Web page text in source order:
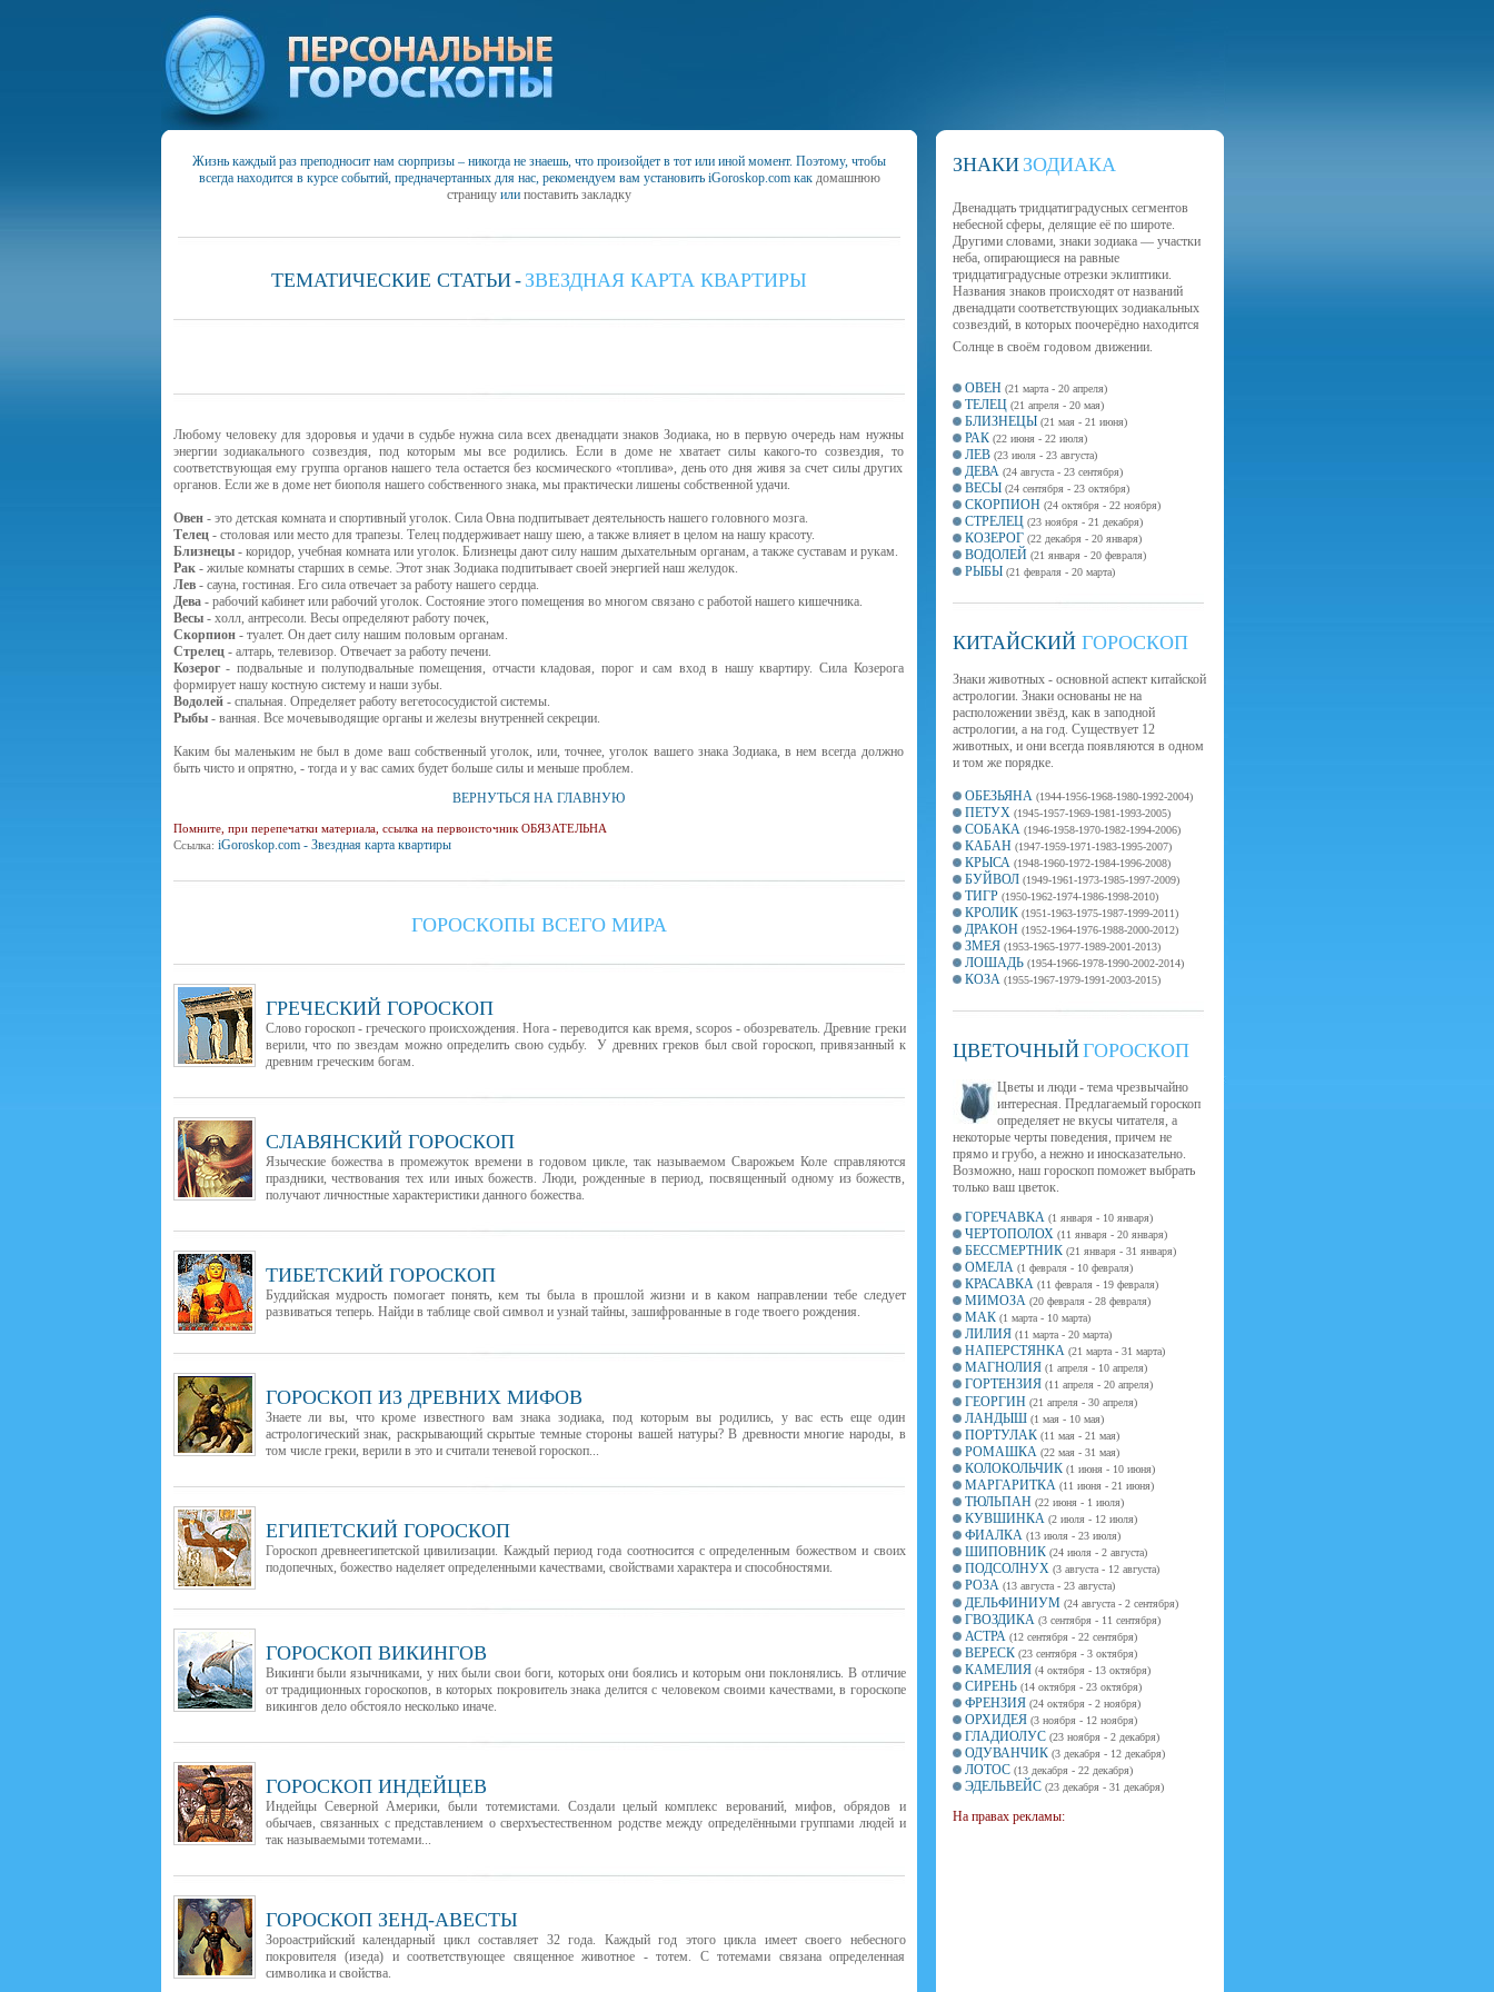
Жизнь каждый раз преподносит нам сюрпризы – никогда не знаешь, что произойдет в тот или иной момент. Поэтому, чтобы
всегда находится в курсе событий, предначертанных для нас, рекомендуем вам установить iGoroskop.com как домашнюю
страницу или поставить закладку
ТЕМАТИЧЕСКИЕ СТАТЬИ- ЗВЕЗДНАЯ КАРТА КВАРТИРЫ
Любому человеку для здоровья и удачи в судьбе нужна сила всех двенадцати знаков Зодиака, но в первую очередь нам нужны
энергии зодиакального созвездия, под которым мы все родились. Если в доме не хватает силы какого-то созвездия, то
соответствующая ему группа органов нашего тела остается без космического «топлива», день ото дня живя за счет силы других
органов. Если же в доме нет биополя нашего собственного знака, мы практически лишены собственной удачи.
Овен- это детская комната и спортивный уголок. Сила Овна подпитывает деятельность нашего головного мозга.
Телец- столовая или место для трапезы. Телец поддерживает нашу шею, а также влияет в целом на нашу красоту.
Близнецы- коридор, учебная комната или уголок. Близнецы дают силу нашим дыхательным органам, а также суставам и рукам.
Рак- жилые комнаты старших в семье. Этот знак Зодиака подпитывает своей энергией наш желудок.
Лев- сауна, гостиная. Его сила отвечает за работу нашего сердца.
Дева- рабочий кабинет или рабочий уголок. Состояние этого помещения во многом связано с работой нашего кишечника.
Весы- холл, антресоли. Весы определяют работу почек,
Скорпион- туалет. Он дает силу нашим половым органам.
Стрелец- алтарь, телевизор. Отвечает за работу печени.
Козерог- подвальные и полуподвальные помещения, отчасти кладовая, порог и сам вход в нашу квартиру. Сила Козерога
формирует нашу костную систему и наши зубы.
Водолей- спальная. Определяет работу вегетососудистой системы.
Рыбы- ванная. Все мочевыводящие органы и железы внутренней секреции.
Каким бы маленьким не был в доме ваш собственный уголок, или, точнее, уголок вашего знака Зодиака, в нем всегда должно
быть чисто и опрятно, - тогда и у вас самих будет больше силы и меньше проблем.
ВЕРНУТЬСЯ НА ГЛАВНУЮ
Помните, при перепечатки материала, ссылка на первоисточник ОБЯЗАТЕЛЬНА
Ссылка: iGoroskop.com - Звездная карта квартиры
ГОРОСКОПЫ ВСЕГО МИРА
ГРЕЧЕСКИЙ ГОРОСКОП
Слово гороскоп - греческого происхождения. Hora - переводится как время, scopos - обозреватель. Древние греки
верили, что по звездам можно определить свою судьбу. У древних греков был свой гороскоп, привязанный к
древним греческим богам.
СЛАВЯНСКИЙ ГОРОСКОП
Языческие божества в промежуток времени в годовом цикле, так называемом Сварожьем Коле справляются
праздники, чествования тех или иных божеств. Люди, рожденные в период, посвященный одному из божеств,
получают личностные характеристики данного божества.
ТИБЕТСКИЙ ГОРОСКОП
Буддийская мудрость помогает понять, кем ты была в прошлой жизни и в каком направлении тебе следует
развиваться теперь. Найди в таблице свой символ и узнай тайны, зашифрованные в годе твоего рождения.
ГОРОСКОП ИЗ ДРЕВНИХ МИФОВ
Знаете ли вы, что кроме известного вам знака зодиака, под которым вы родились, у вас есть еще один
астрологический знак, раскрывающий скрытые темные стороны вашей натуры? В древности многие народы, в
том числе греки, верили в это и считали теневой гороскоп...
ЕГИПЕТСКИЙ ГОРОСКОП
Гороскоп древнеегипетской цивилизации. Каждый период года соотносится с определенным божеством и своих
подопечных, божество наделяет определенными качествами, свойствами характера и способностями.
ГОРОСКОП ВИКИНГОВ
Викинги были язычниками, у них были свои боги, которых они боялись и которым они поклонялись. Вотличие
от традиционных гороскопов, в которых покровитель знака делится с человеком своими качествами, в гороскопе
викингов дело обстояло несколько иначе.
ГОРОСКОП ИНДЕЙЦЕВ
Индейцы Северной Америки, были тотемистами. Создали целый комплекс верований, мифов, обрядов и
обычаев, связанных с представлением о сверхъестественном родстве между определёнными группами людей и
так называемыми тотемами...
ГОРОСКОП ЗЕНД-АВЕСТЫ
Зороастрийский календарный цикл составляет 32 года. Каждый год этого цикла имеет своего небесного
покровителя (изеда) и соответствующее священное животное - тотем. С тотемами связана определенная
символика и свойства.
ЗНАКИ ЗОДИАКА
Двенадцать тридцатиградусных сегментов
небесной сферы, делящие её по широте.
Другими словами, знаки зодиака — участки
неба, опирающиеся на равные
тридцатиградусные отрезки эклиптики.
Названия знаков происходят от названий
двенадцати соответствующих зодиакальных
созвездий, в которых поочерёдно находится
Солнце в своём годовом движении.
ОВЕН (21 марта - 20 апреля)
ТЕЛЕЦ (21 апреля - 20 мая)
БЛИЗНЕЦЫ (21 мая - 21 июня)
РАК (22 июня - 22 июля)
ЛЕВ (23 июля - 23 августа)
ДЕВА (24 августа - 23 сентября)
ВЕСЫ (24 сентября - 23 октября)
СКОРПИОН (24 октября - 22 ноября)
СТРЕЛЕЦ (23 ноября - 21 декабря)
КОЗЕРОГ (22 декабря - 20 января)
ВОДОЛЕЙ (21 января - 20 февраля)
РЫБЫ (21 февраля - 20 марта)
КИТАЙСКИЙ ГОРОСКОП
Знаки животных - основной аспект китайской
астрологии. Знаки основаны не на
расположении звёзд, как в заподной
астрологии, а на год. Существует 12
животных, и они всегда появляются в одном
и том же порядке.
ОБЕЗЬЯНА (1944-1956-1968-1980-1992-2004)
ПЕТУХ (1945-1957-1969-1981-1993-2005)
СОБАКА (1946-1958-1970-1982-1994-2006)
КАБАН (1947-1959-1971-1983-1995-2007)
КРЫСА (1948-1960-1972-1984-1996-2008)
БУЙВОЛ (1949-1961-1973-1985-1997-2009)
ТИГР (1950-1962-1974-1986-1998-2010)
КРОЛИК (1951-1963-1975-1987-1999-2011)
ДРАКОН (1952-1964-1976-1988-2000-2012)
ЗМЕЯ (1953-1965-1977-1989-2001-2013)
ЛОШАДЬ (1954-1966-1978-1990-2002-2014)
КОЗА (1955-1967-1979-1991-2003-2015)
ЦВЕТОЧНЫЙГОРОСКОП
Цветы и люди - тема чрезвычайно
интересная. Предлагаемый гороскоп
определяет не вкусы читателя, а
некоторые черты поведения, причем не
прямо и грубо, а нежно и иносказательно.
Возможно, наш гороскоп поможет выбрать
только ваш цветок.
ГОРЕЧАВКА (1 января - 10 января)
ЧЕРТОПОЛОХ (11 января - 20 января)
БЕССМЕРТНИК (21 января - 31 января)
ОМЕЛА (1 февраля - 10 февраля)
КРАСАВКА (11 февраля - 19 февраля)
МИМОЗА (20 февраля - 28 февраля)
МАК (1 марта - 10 марта)
ЛИЛИЯ (11 марта - 20 марта)
НАПЕРСТЯНКА (21 марта - 31 марта)
МАГНОЛИЯ (1 апреля - 10 апреля)
ГОРТЕНЗИЯ (11 апреля - 20 апреля)
ГЕОРГИН (21 апреля - 30 апреля)
ЛАНДЫШ (1 мая - 10 мая)
ПОРТУЛАК (11 мая - 21 мая)
РОМАШКА (22 мая - 31 мая)
КОЛОКОЛЬЧИК (1 июня - 10 июня)
МАРГАРИТКА (11 июня - 21 июня)
ТЮЛЬПАН (22 июня - 1 июля)
КУВШИНКА (2 июля - 12 июля)
ФИАЛКА (13 июля - 23 июля)
ШИПОВНИК (24 июля - 2 августа)
ПОДСОЛНУХ (3 августа - 12 августа)
РОЗА (13 августа - 23 августа)
ДЕЛЬФИНИУМ (24 августа - 2 сентября)
ГВОЗДИКА (3 сентября - 11 сентября)
АСТРА (12 сентября - 22 сентября)
ВЕРЕСК (23 сентября - 3 октября)
КАМЕЛИЯ (4 октября - 13 октября)
СИРЕНЬ (14 октября - 23 октября)
ФРЕНЗИЯ (24 октября - 2 ноября)
ОРХИДЕЯ (3 ноября - 12 ноября)
ГЛАДИОЛУС (23 ноября - 2 декабря)
ОДУВАНЧИК (3 декабря - 12 декабря)
ЛОТОС (13 декабря - 22 декабря)
ЭДЕЛЬВЕЙС (23 декабря - 31 декабря)
На правах рекламы: